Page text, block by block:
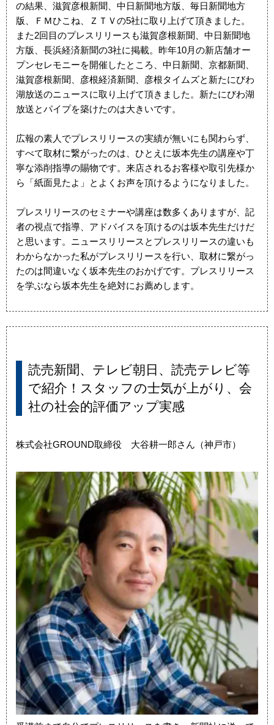
の結果、滋賀彦根新聞、中日新聞地方版、毎日新聞地方
版、ＦＭひこね、ＺＴＶの5社に取り上げて頂きました。
また2回目のプレスリリースも滋賀彦根新聞、中日新聞地
方版、長浜経済新聞の3社に掲載。昨年10月の新店舗オー
プンセレモニーを開催したところ、中日新聞、京都新聞、
滋賀彦根新聞、彦根経済新聞、彦根タイムズと新たにびわ
湖放送のニュースに取り上げて頂きました。新たにびわ湖
放送とパイプを築けたのは大きいです。
広報の素人でプレスリリースの実績が無いにも関わらず、
すべて取材に繋がったのは、ひとえに坂本先生の講座や丁
寧な添削指導の賜物です。来店されるお客様や取引先様か
ら「紙面見たよ」とよくお声を頂けるようになりました。
プレスリリースのセミナーや講座は数多くありますが、記
者の視点で指導、アドバイスを頂けるのは坂本先生だけだ
と思います。ニュースリリースとプレスリリースの違いも
わからなかった私がプレスリリースを行い、取材に繋がっ
たのは間違いなく坂本先生のおかげです。プレスリリース
を学ぶなら坂本先生を絶対にお薦めします。
読売新聞、テレビ朝日、読売テレビ等
で紹介！スタッフの士気が上がり、会
社の社会的評価アップ実感
株式会社GROUND取締役 大谷耕一郎さん（神戸市）